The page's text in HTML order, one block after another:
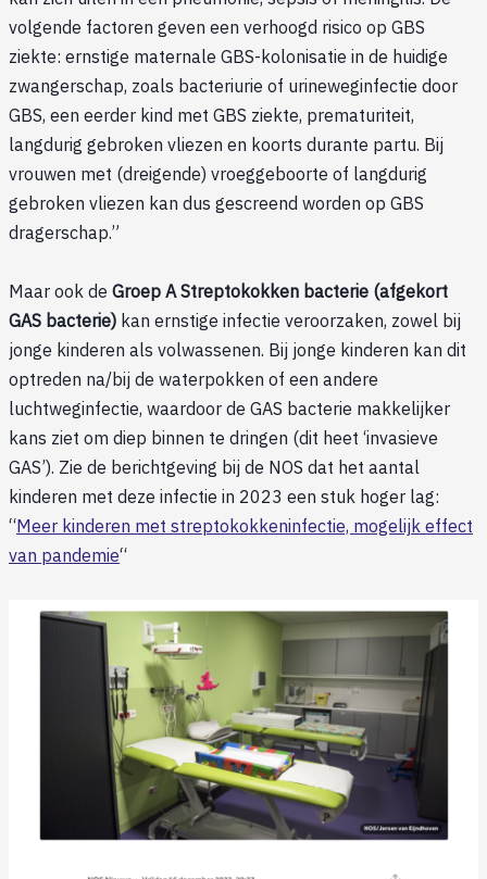
volgende factoren geven een verhoogd risico op GBS
ziekte: ernstige maternale GBS-kolonisatie in de huidige
zwangerschap, zoals bacteriurie of urineweginfectie door
GBS, een eerder kind met GBS ziekte, prematuriteit,
langdurig gebroken vliezen en koorts durante partu. Bij
vrouwen met (dreigende) vroeggeboorte of langdurig
gebroken vliezen kan dus gescreend worden op GBS
dragerschap.”
Maar ook de Groep A Streptokokken bacterie (afgekort
GAS bacterie) kan ernstige infectie veroorzaken, zowel bij
jonge kinderen als volwassenen. Bij jonge kinderen kan dit
optreden na/bij de waterpokken of een andere
luchtweginfectie, waardoor de GAS bacterie makkelijker
kans ziet om diep binnen te dringen (dit heet ‘invasieve
GAS’). Zie de berichtgeving bij de NOS dat het aantal
kinderen met deze infectie in 2023 een stuk hoger lag:
“Meer kinderen met streptokokkeninfectie, mogelijk effect
van pandemie“